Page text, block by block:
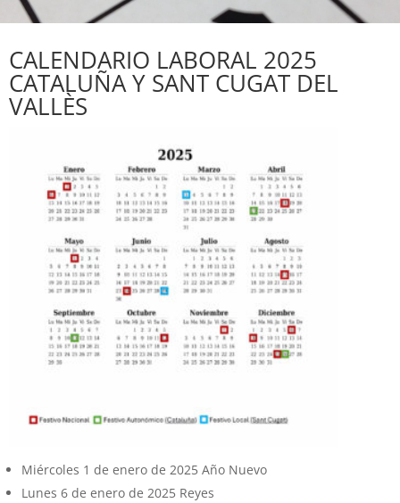
CALENDARIO LABORAL 2025
CATALUÑA Y SANT CUGAT DEL
VALLÈS
Miércoles 1 de enero de 2025 Año Nuevo
Lunes 6 de enero de 2025 Reyes